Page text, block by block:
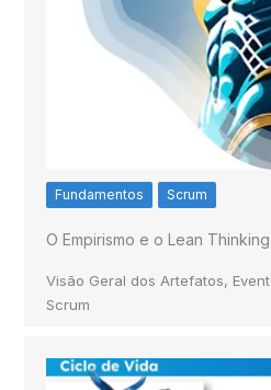
Fundamentos Scrum
O Empirismo e o Lean Thinking
Visão Geral dos Artefatos,
Scrum